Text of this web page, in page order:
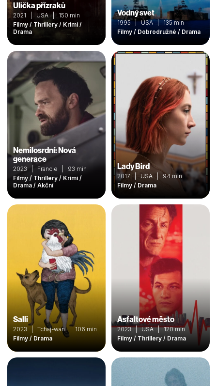
Ulička přízraků
2021 | USA | 150 min
Filmy / Thrillery / Krimi /
Drama
Vodný svet
1995 | USA | 135 min
Filmy / Dobrodružné / Drama
Nemilosrdní: Nová
generace
2023 | Francie | 93 min
Filmy / Thrillery / Krimi /
Drama / Akční
Lady Bird
2017 | USA | 94 min
Filmy / Drama
Salli
2023 | Tchaj-wan | 106 min
Filmy / Drama
Asfaltové město
2023 | USA | 120 min
Filmy / Thrillery / Drama